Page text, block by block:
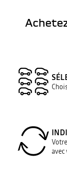
avec